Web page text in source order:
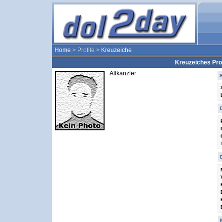
Home > Profile > Kreuzeiche
Kreuzeiches
Altkanzler